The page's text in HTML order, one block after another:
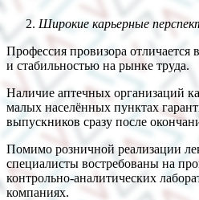
Широкие карьерные
Профессия провизора отличается
и стабильностью на рынке труда.
Наличие аптечных организаций
малых населённых пунктах
выпускников сразу после
Помимо розничной реализации
специалисты востребованы на
контрольно-аналитических
компаниях.